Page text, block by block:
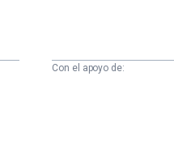
Con el apoyo de: